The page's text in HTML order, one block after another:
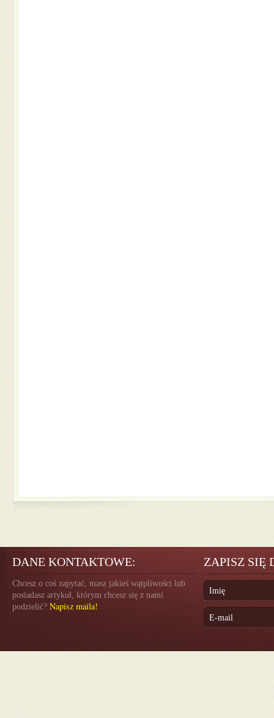
DANE KONTAKTOWE:
Chcesz o coś zapytać, masz jakieś wątpliwości lub
posiadasz artykuł, którym chcesz się z nami
podzielić? Napisz maila!
ZAPISZ SIĘ